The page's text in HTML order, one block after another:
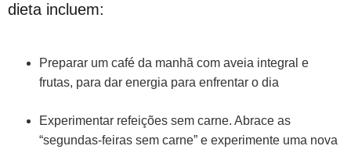
dieta incluem:
Preparar um café da manhã com aveia integral e
frutas, para dar energia para enfrentar o dia
Experimentar refeições sem carne. Abrace as
“segundas-feiras sem carne” e experimente uma nova